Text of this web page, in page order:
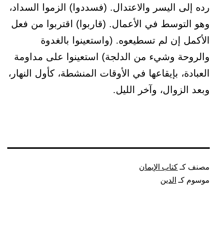
رده إلى اليسر والاعتدال. (فسددوا) الزموا السداد،
وهو التوسط في الأعمال. (قاربوا) اقتربوا من فعل
الأكمل إن لم تسطيعوه. (واستعينوا بالغدوة
والروحة وشيء من الدلجة) استعينوا على مداومة
العبادة، بإيقاعها في الأوقات المنشطة، كأول النهار،
وبعد الزوال، وآخر الليل.
مصنف كـ كتاب الإيمان
موسوم كـ الدين